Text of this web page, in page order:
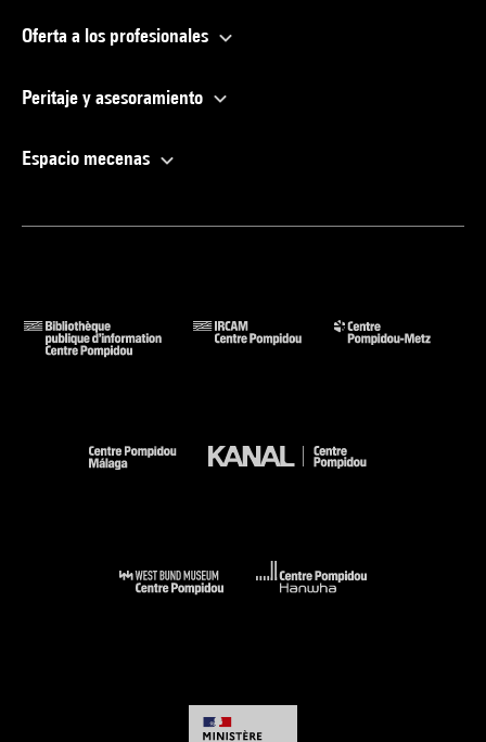
Oferta a los profesionales
Peritaje y asesoramiento
Espacio mecenas